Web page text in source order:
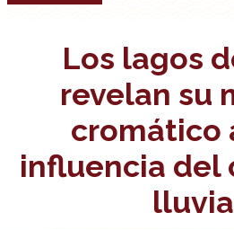
Los lagos
revelan su
cromático
influencia del